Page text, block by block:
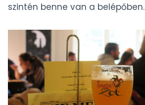
szintén benne van a belépőben.